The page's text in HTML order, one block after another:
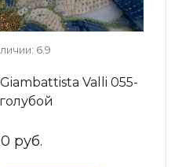
6.9
Valli 055-
руб.